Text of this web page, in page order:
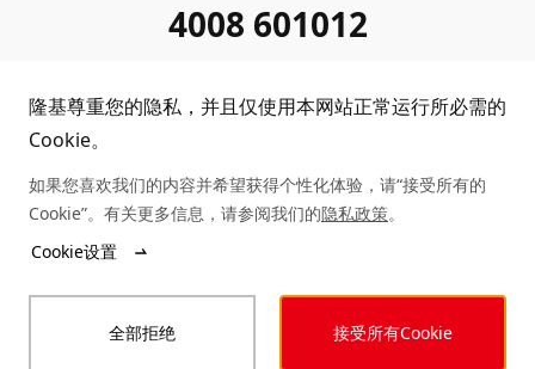
投诉举报
合规政策
客户问题反馈
收益计算
协同创新合作
4008 601012
Copyright © 2026 隆基绿能科技股份有限公司
法律声明 商业行为准则
隆基尊重您的隐私，并且仅使用本网站正常运行所必需的
Cookie。
如果您喜欢我们的内容并希望获得个性化体验，请“接受所有的
Cookie”。有关更多信息，请参阅我们的隐私政策。
Cookie设置
全部拒绝 接受所有Cookie